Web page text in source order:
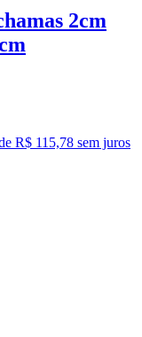
2cm
R$ 115,78 sem juros